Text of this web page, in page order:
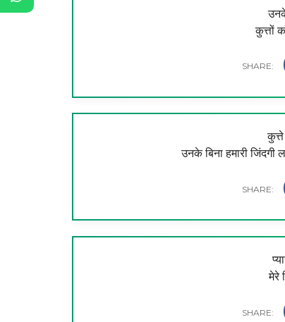
कुत्तों
उनके बिना हमारी
मेरे